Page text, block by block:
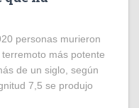
personas murieron
más potente
de un siglo, según
7,5 se produjo